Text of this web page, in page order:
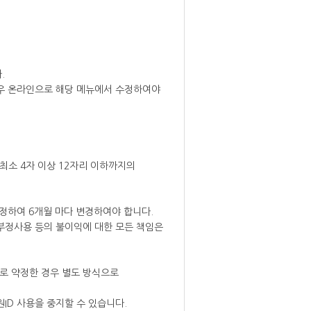
온라인으로 해당 메뉴에서 수정하여야
소 4자 이상 12자리 이하까지의
하여 6개월 마다 변경하여야 합니다.
사용 등의 불이익에 대한 모든 책임은
약정한 경우 별도 방식으로
사용을 중지할 수 있습니다.